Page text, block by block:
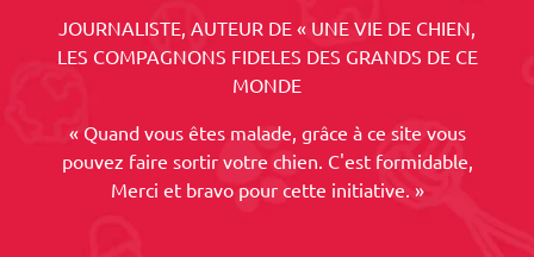
JOURNALISTE, AUTEUR DE « UNE VIE DE CHIEN,
LES COMPAGNONS FIDELES DES GRANDS DE CE
MONDE
« Quand vous êtes malade, grâce à ce site vous
pouvez faire sortir votre chien. C'est formidable,
Merci et bravo pour cette initiative. »